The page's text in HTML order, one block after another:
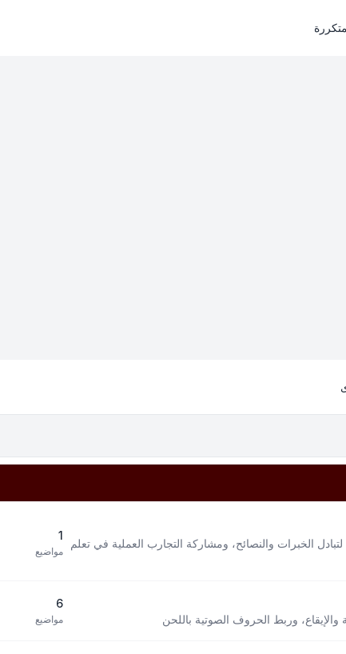
الخبرات والنصائح، ومشاركة التجارب العملية في تعلم
1
مواضيع
والإيقاع، وربط الحروف الصوتية باللحن
6
مواضيع